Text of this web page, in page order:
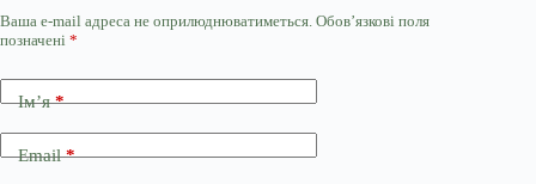
Ваша e-mail адреса не оприлюднюватиметься. Обов’язкові поля
позначені *
Ім’я*
Email*